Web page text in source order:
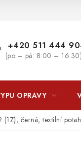
+420 511 444
(po – pá: 8:00 – 16:30)
OPRAVY
(1Z), černá, textilní potah